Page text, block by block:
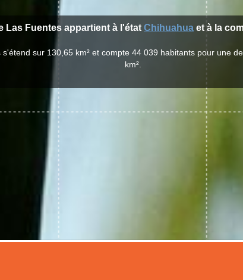
Las Fuentes appartient à l'état Chihuahua et à la
sur 130,65 km² et compte 44 039 habitants pour une
km².